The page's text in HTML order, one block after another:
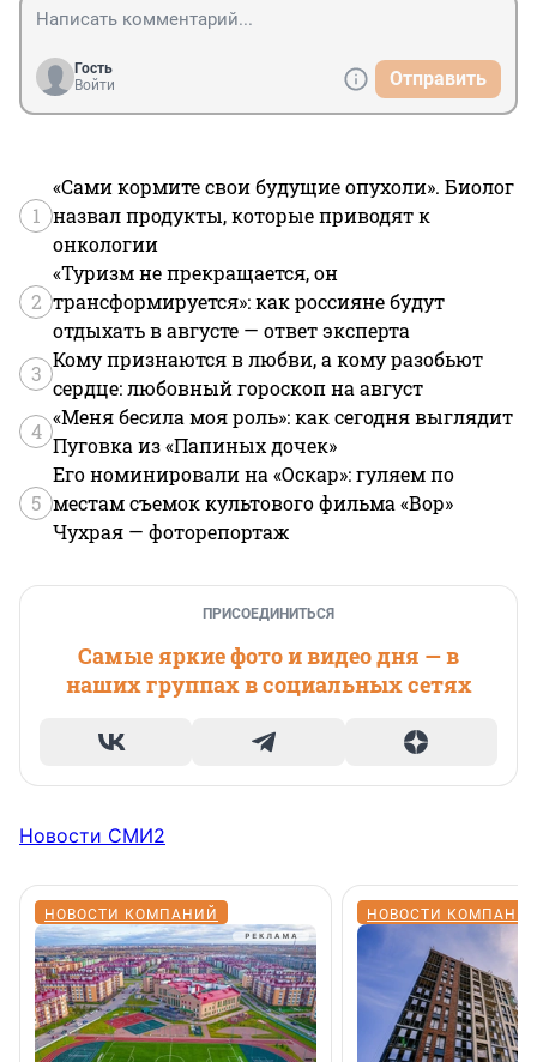
Гость
Войти
Отправить
1
«Сами кормите свои будущие опухоли». Биолог
назвал продукты, которые приводят к
онкологии
2
«Туризм не прекращается, он
трансформируется»: как россияне будут
отдыхать в августе — ответ эксперта
3
Кому признаются в любви, а кому разобьют
сердце: любовный гороскоп на август
4
«Меня бесила моя роль»: как сегодня выглядит
Пуговка из «Папиных дочек»
5
Его номинировали на «Оскар»: гуляем по
местам съемок культового фильма «Вор»
Чухрая — фоторепортаж
ПРИСОЕДИНИТЬСЯ
Самые яркие фото и видео дня — в
наших группах в социальных сетях
Новости СМИ2
НОВОСТИ КОМПАНИЙ НОВОСТИ